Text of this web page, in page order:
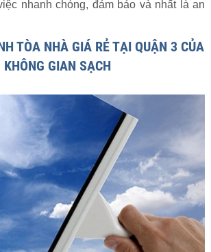
nhanh chóng, đảm bảo và nhất là an
TÒA NHÀ GIÁ RẺ TẠI QUẬN 3 CỦA
KHÔNG GIAN SẠCH